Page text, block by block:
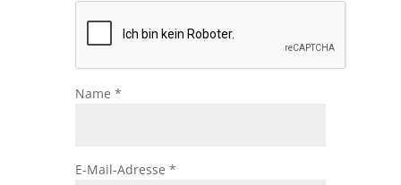
Name *
E-Mail-Adresse *